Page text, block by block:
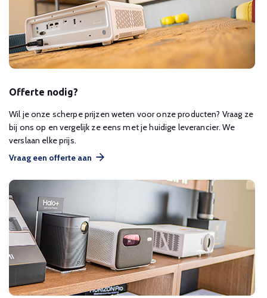
Offerte nodig?
Wil je onze scherpe prijzen weten voor onze producten? Vraag ze
bij ons op en vergelijk ze eens met je huidige leverancier. We
verslaan elke prijs.
Vraag een offerte aan